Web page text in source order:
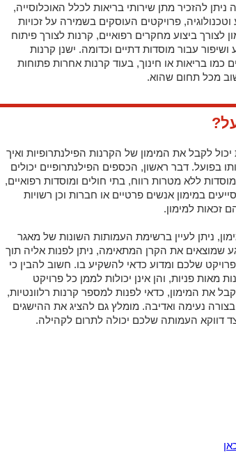
להזכיר מתן שירותי בריאות לכלל האוכלוסייה,
פרויקטים העוסקים בשמירה על זכויות
לצורך ביצוע מחקרים רפואיים, קרנות לצורך פיתוח
ושיפור עבור מוסדות דתיים וכדומה. ישנן קרנות
כמו בריאות או חינוך, בעוד קרנות אחרות פתוחות
מכל תחום שהוא.
לקבל את המימון של הקרנות הפילנתרופיות ואיך
בפועל. דבר ראשון, הכספים הפילנתרופיים יכולים
ללא מטרות רווח, בתי חולים ומוסדות רפואיים,
במימון אנשים פרטיים או חברות וכן רשויות
זכאות למימון.
ניתן לעיין ברשימת העמותות השונות של מאגר
שמוצאים את הקרן המתאימה, ניתן לפנות אליה תוך
שלכם ומדוע כדאי להשקיע בו. חשוב להבין כי
מאות פניות, והן אינן יכולות לממן כל פרויקט
את המימון, כדאי לפנות למספר קרנות רלוונטיות,
נעימה ואדיבה. מומלץ גם להציג את ההישגים
דווקא העמותה שלכם יכולה לתרום לקהילה.